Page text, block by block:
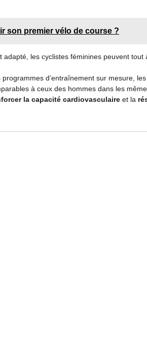
son premier vélo de course ?
adapté, les cyclistes féminines peuvent
d’entraînement sur mesure,
à ceux des hommes dans les
la capacité cardiovasculaire et la